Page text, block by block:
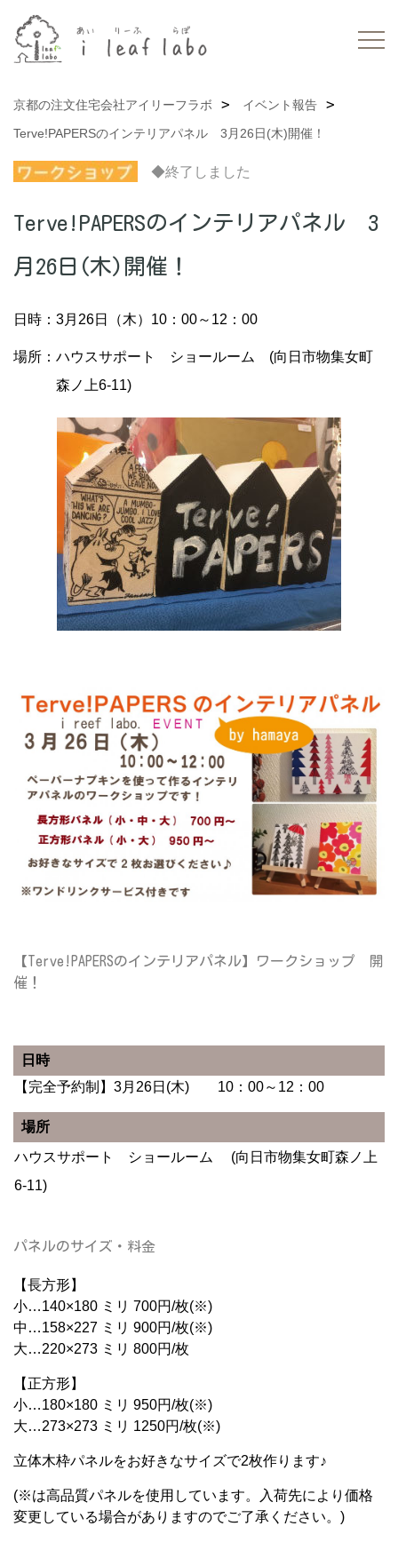
京都の注文住宅会社アイリーフラボ
イベント報告
Terve!PAPERSのインテリアパネル 3月26日(木)開催！
◆終了しました
Terve!PAPERSのインテリアパネル 3
月26日(木)開催！
日時：3月26日（木）10：00～12：00
場所：ハウスサポート ショールーム (向日市物集女町
森ノ上6-11)
【Terve!PAPERSのインテリアパネル】ワークショップ 開
催！
日時
【完全予約制】3月26日(木) 10：00～12：00
場所
ハウスサポート ショールーム (向日市物集女町森ノ上
6-11)
パネルのサイズ・料金
【長方形】
小…140×180 ミリ 700円/枚(※)
中…158×227 ミリ 900円/枚(※)
大…220×273 ミリ 800円/枚
【正方形】
小…180×180 ミリ 950円/枚(※)
大…273×273 ミリ 1250円/枚(※)
立体木枠パネルをお好きなサイズで2枚作ります♪
(※は高品質パネルを使用しています。入荷先により価格
変更している場合がありますのでご了承ください。)